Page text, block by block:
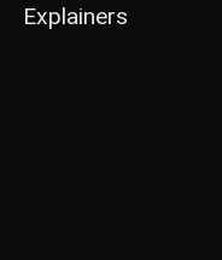
Explainers